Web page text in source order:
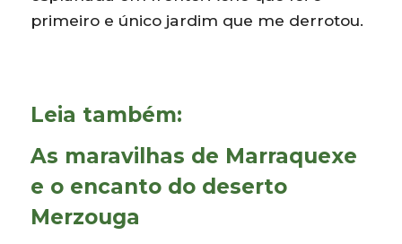
primeiro e único jardim que me derrotou.
Leia também:
As maravilhas de Marraquexe
e o encanto do deserto
Merzouga